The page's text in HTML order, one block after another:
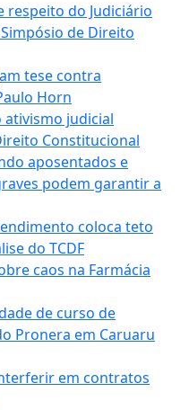
do Judiciário
de Direito
tese contra
Horn
ativismo judicial
Constitucional
aposentados e
podem garantir a
coloca teto
do TCDF
caos na Farmácia
de curso de
Pronera em Caruaru
em contratos